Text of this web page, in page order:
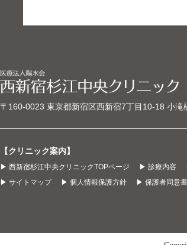
〒160-0023 東京都新宿区西新宿7丁目10‐18 小
【クリニック案内】
▶ 西新宿杉江中央クリニックTOPページ ▶ 診療内容
▶ サイトマップ
▶ 個人情報保護方針 ▶ 保護者同意書